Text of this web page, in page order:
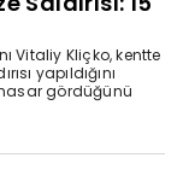
Vitaliy Kliçko, kentte
yapıldığını
gördüğünü